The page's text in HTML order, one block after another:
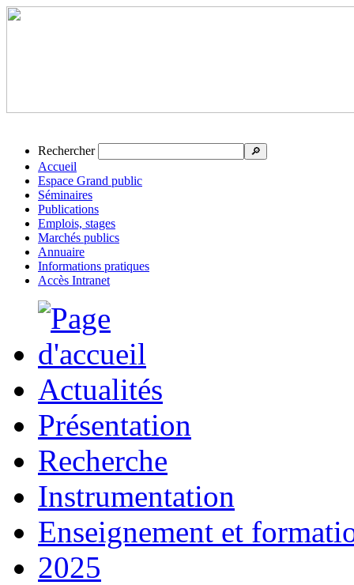
Rechercher 🔎
Accueil
Espace Grand public
Séminaires
Publications
Emplois, stages
Marchés publics
Annuaire
Informations pratiques
Accès Intranet
Actualités
Présentation
Recherche
Instrumentation
Enseignement et
2025